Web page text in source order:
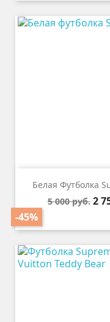
Белая Футболка
Базовая
5 000 руб.
-45%
2